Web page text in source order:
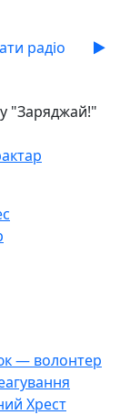
радіо
"Заряджай!"
— волонтер
Хрест